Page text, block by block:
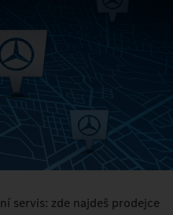
servis: zde najdeš prodejce